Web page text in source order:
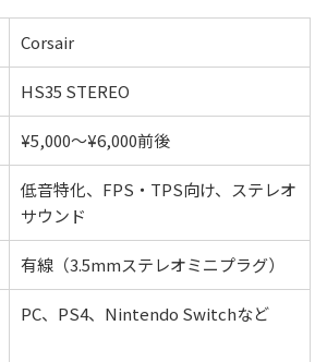
Corsair
HS35 STEREO
¥5,000〜¥6,000前後
低音特化、FPS・TPS向け、ステレオ
サウンド
有線（3.5mmステレオミニプラグ）
PC、PS4、Nintendo Switchなど